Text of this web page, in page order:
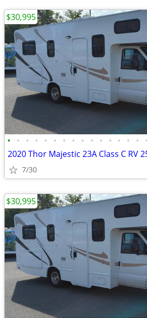
• • • • • • • • • • • • • • • •
2020 Thor Majestic 23A Class C RV
7/30
$30,995
$30,995